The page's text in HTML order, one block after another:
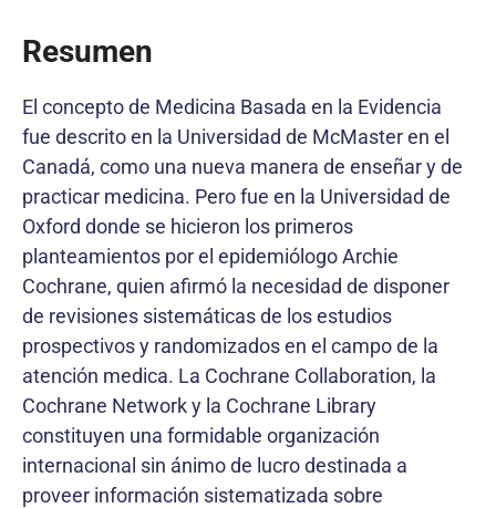
Resumen
El concepto de Medicina Basada en la Evidencia
fue descrito en la Universidad de McMaster en el
Canadá, como una nueva manera de enseñar y de
practicar medicina. Pero fue en la Universidad de
Oxford donde se hicieron los primeros
planteamientos por el epidemiólogo Archie
Cochrane, quien afirmó la necesidad de disponer
de revisiones sistemáticas de los estudios
prospectivos y randomizados en el campo de la
atención medica. La Cochrane Collaboration, la
Cochrane Network y la Cochrane Library
constituyen una formidable organización
internacional sin ánimo de lucro destinada a
proveer información sistematizada sobre